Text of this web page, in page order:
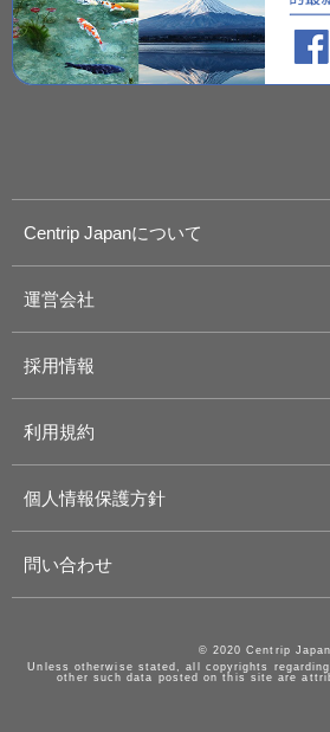
Centrip Japanについて
運営会社
採用情報
利用規約
個人情報保護方針
問い合わせ
© 2020 Centrip Japan
Unless otherwise stated, all copyrights
other such data posted on this site are